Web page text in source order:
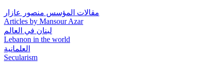
مقالات المؤسس منصور عازار
Articles by Mansour Azar
لبنان في العالم
Lebanon in the world
العلمانية
Secularism